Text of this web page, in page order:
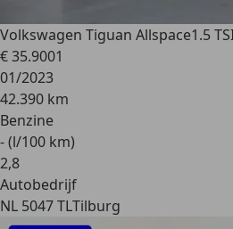
Volkswagen Tiguan Allspace1.5
€ 35.9001
01/2023
42.390 km
Benzine
- (l/100 km)
2,8
Autobedrijf
NL 5047 TLTilburg